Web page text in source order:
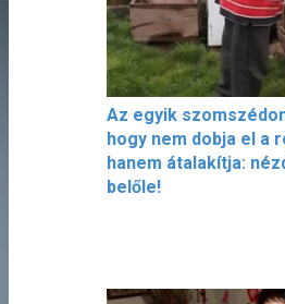
Az egyik
hogy nem dobja el a
hanem átalakítja:
belőle!